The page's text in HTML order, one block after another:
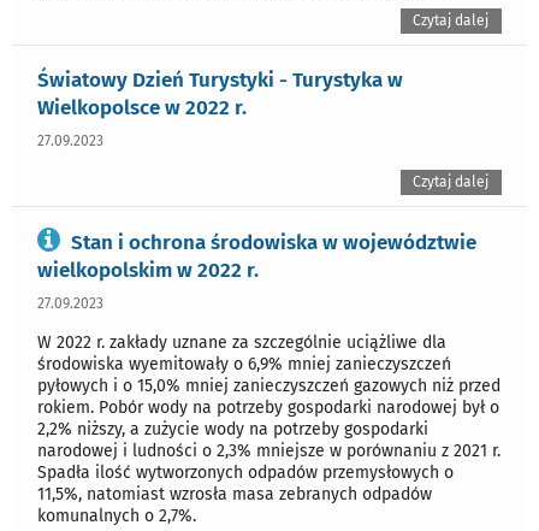
Czytaj dalej
Światowy Dzień Turystyki - Turystyka w
Wielkopolsce w 2022 r.
27.09.2023
Czytaj dalej
Stan i ochrona środowiska w województwie
wielkopolskim w 2022 r.
27.09.2023
W 2022 r. zakłady uznane za szczególnie uciążliwe dla
środowiska wyemitowały o 6,9% mniej zanieczyszczeń
pyłowych i o 15,0% mniej zanieczyszczeń gazowych niż przed
rokiem. Pobór wody na potrzeby gospodarki narodowej był o
2,2% niższy, a zużycie wody na potrzeby gospodarki
narodowej i ludności o 2,3% mniejsze w porównaniu z 2021 r.
Spadła ilość wytworzonych odpadów przemysłowych o
11,5%, natomiast wzrosła masa zebranych odpadów
komunalnych o 2,7%.